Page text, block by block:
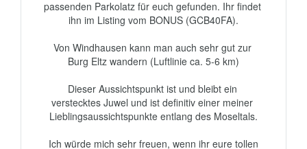
passenden Parkolatz für euch gefunden. Ihr findet
ihn im Listing vom BONUS (GCB40FA).
Von Windhausen kann man auch sehr gut zur
Burg Eltz wandern (Luftlinie ca. 5-6 km)
Dieser Aussichtspunkt ist und bleibt ein
verstecktes Juwel und ist definitiv einer meiner
Lieblingsaussichtspunkte entlang des Moseltals.